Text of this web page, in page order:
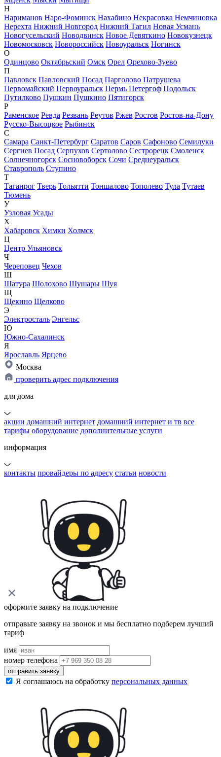
Н
Нариманов Наро-Фоминск Нахабино Некрасовка Немчиновка
Нерехта Нижний Новгород Нижний Тагил Новая Усмань
Новогусельский Новодвинск Новое Девяткино Новокузнецк
Новомосковск Новороссийск Новоуральск Ногинск
О
Одинцово Октябрьский Омск Орел Орехово-Зуево
П
Павловск Павловский Посад Парголово Патрушева
Первомайский Первоуральск Пермь Петергоф Подольск
Путилково Пушкин Пушкино Пятигорск
Р
Раменское Ревда Резвань Реутов Ржев Ростов Ростов-на-Дону
Русско-Высоцкое Рыбинск
С
Самара Санкт-Петербург Саратов Саров Сафоново Семилуки
Сергиев Посад Серпухов Сертолово Сестрорецк Смоленск
Солнечногорск Сосновоборск Сочи Среднеуральск
Ставрополь Ступино
Т
Таганрог Тверь Тольятти Тоншалово Тополево Тула Тутаев
Тюмень
У
Узловая Усады
Х
Хабаровск Химки Холмск
Ц
Центр Ульяновск
Ч
Череповец Чехов
Ш
Шатура Шолохово Шушары Шуя
Щ
Щекино Щелково
Э
Электросталь Энгельс
Ю
Южно-Сахалинск
Я
Ярославль Ярцево
Москва
проверить адрес подключения
для дома
акции домашний интернет домашний интернет и тв все
тарифы оборудование дополнительные услуги
информация
контакты провайдеры по адресу статьи новости
оформите заявку на подключение
отправьте заявку на звонок и мы бесплатно подберем лучший
тариф
имя
номер телефона
отправить заявку
Я соглашаюсь на обработку персональных данных